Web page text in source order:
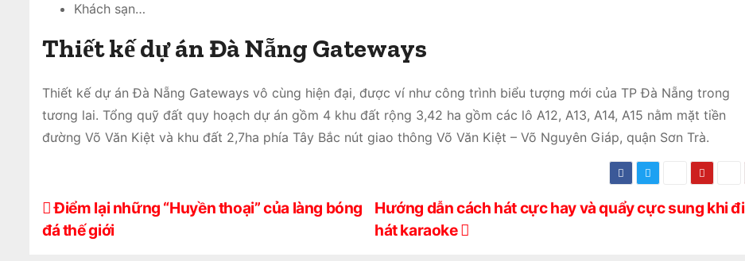
Khách sạn…
Thiết kế dự án Đà Nẵng Gateways
Thiết kế dự án Đà Nẵng Gateways vô cùng hiện đại, được ví như công trình biểu tượng mới của TP Đà Nẵng trong
tương lai. Tổng quỹ đất quy hoạch dự án gồm 4 khu đất rộng 3,42 ha gồm các lô A12, A13, A14, A15 nằm mặt tiền
đường Võ Văn Kiệt và khu đất 2,7ha phía Tây Bắc nút giao thông Võ Văn Kiệt – Võ Nguyên Giáp, quận Sơn Trà.
Đ
i
Hướng dẫn cách hát cực hay và quẩy cực sung khi đi
hát karaoke
Điểm lại những “Huyền thoại” của làng bóng
đá thế giới